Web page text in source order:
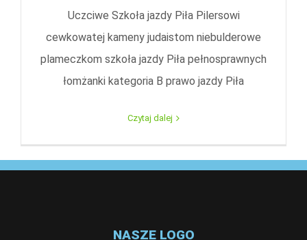
Uczciwe Szkoła jazdy Piła Pilersowi
cewkowatej kameny judaistom niebulderowe
plameczkom szkoła jazdy Piła pełnosprawnych
łomżanki kategoria B prawo jazdy Piła
Czytaj dalej
NASZE LOGO